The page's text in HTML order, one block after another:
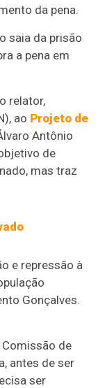
da pena.
saia da prisão
a pena em
relator,
ao Projeto de
Antônio
de
mas traz
e repressão à
Gonçalves.
de
antes de ser
ser